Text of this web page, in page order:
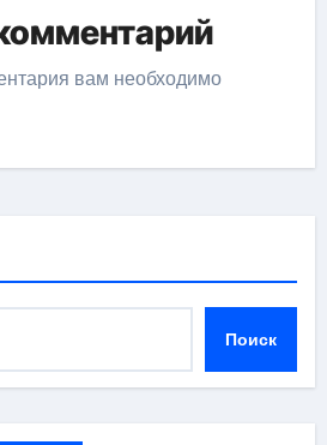
вам необходимо
Поиск